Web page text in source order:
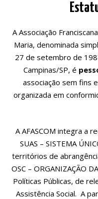
A Associação
Maria, denominada
27 de setembro de
Campinas/SP, é
associação sem fins
organizada em
A AFASCOM integra a
SUAS – SISTEMA
territórios de
OSC – ORGANIZAÇÃO
Políticas Públicas, de
Assistência Social. A